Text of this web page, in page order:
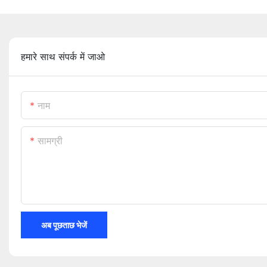
हमारे साथ संपर्क में जाओ
नाम
सामग्री
अब पूछताछ भेजें